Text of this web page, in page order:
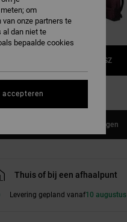
1SZ
maattabel
In winkelwagen
Thuis of bij een afhaalpunt
Levering gepland vanaf10 augustus
om
onze partners te
al dan niet te
bepaalde cookies
accepteren